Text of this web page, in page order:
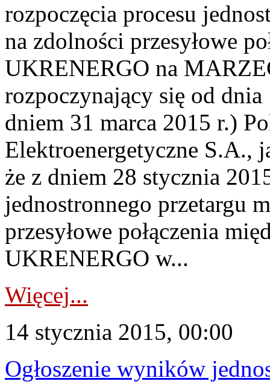
rozpoczęcia procesu
na zdolności przesyłowe
UKRENERGO na
rozpoczynający się od
dniem 31 marca 2015 r.)
Elektroenergetyczne S.A.,
że z dniem 28 stycznia
jednostronnego przetargu
przesyłowe połączenia
UKRENERGO w...
Więcej...
14 stycznia 2015, 00:00
Ogłoszenie wyników